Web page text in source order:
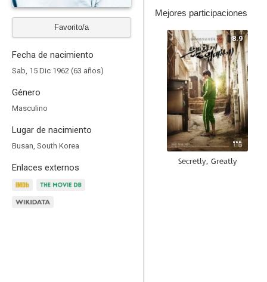
Favorito/a
Fecha de nacimiento
Sab, 15 Dic 1962 (63 años)
Género
Masculino
Lugar de nacimiento
Busan, South Korea
Enlaces externos
Mejores participaciones
8.9
Secretly, Greatly